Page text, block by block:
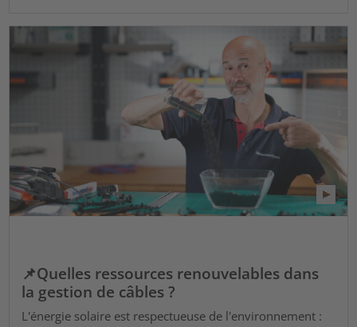
📌Quelles ressources renouvelables dans
la gestion de câbles ?
L'énergie solaire est respectueuse de l'environnement :